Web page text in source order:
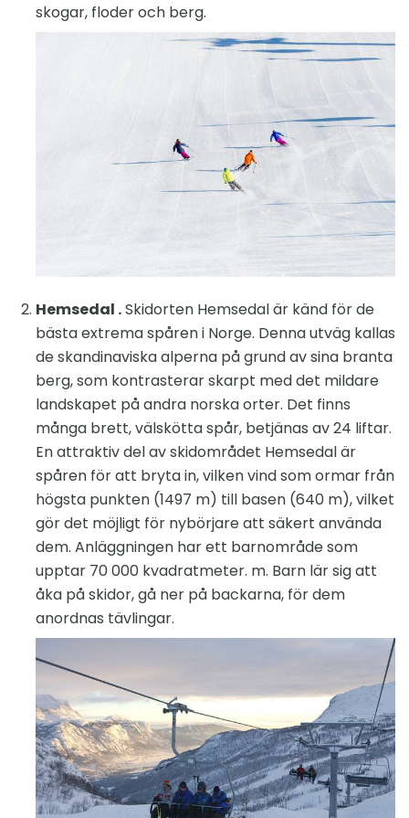
skogar, floder och berg.
Hemsedal .Skidorten Hemsedal är känd för de
bästa extrema spåren i Norge. Denna utväg kallas
de skandinaviska alperna på grund av sina branta
berg, som kontrasterar skarpt med det mildare
landskapet på andra norska orter. Det finns
många brett, välskötta spår, betjänas av 24 liftar.
En attraktiv del av skidområdet Hemsedal är
spåren för att bryta in, vilken vind som ormar från
högsta punkten (1497 m) till basen (640 m), vilket
gör det möjligt för nybörjare att säkert använda
dem. Anläggningen har ett barnområde som
upptar 70 000 kvadratmeter. m. Barn lär sig att
åka på skidor, gå ner på backarna, för dem
anordnas tävlingar.